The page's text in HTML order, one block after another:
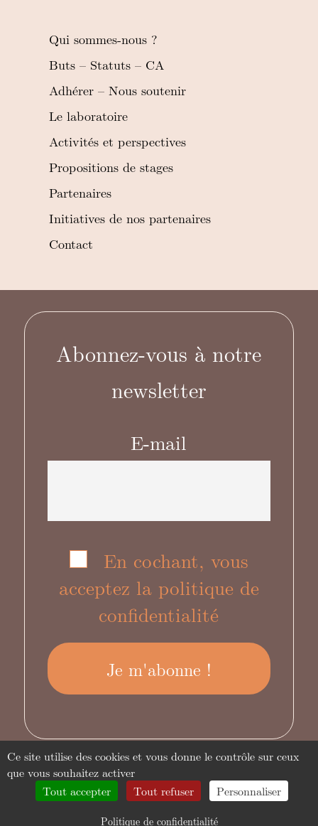
Qui sommes-nous ?
Buts – Statuts – CA
Adhérer – Nous soutenir
Le laboratoire
Activités et perspectives
Propositions de stages
Partenaires
Initiatives de nos partenaires
Contact
Abonnez-vous à notre
newsletter
E-mail
En cochant, vous
acceptez la politique de
confidentialité
mentions légales- crédits
Ce site utilise des cookies et vous donne le contrôle sur ceux
que vous souhaitez activer
Tout accepter
Tout refuser Personnaliser
Politique de confidentialité